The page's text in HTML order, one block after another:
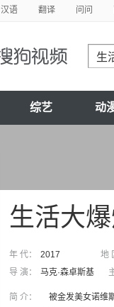
汉语 翻译 问问
综艺 动
生活大
年 代： 2017 地
导 演：
马克·森卓斯基
简 介：
被金发美女诺维